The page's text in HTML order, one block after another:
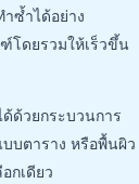
ซ้ำได้อย่าง
โดยรวมให้เร็วขึ้น
ด้วยกระบวนการ
บตาราง หรือพื้นผิว
กเดียว